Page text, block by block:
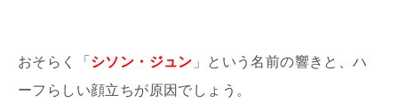
おそらく「 シソン・ジュン 」という名前の響きと、ハ
ーフらしい顔立ちが原因でしょう。